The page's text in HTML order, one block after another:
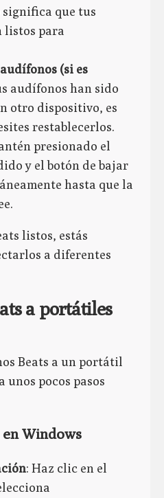
significa que tus
listos para
(si es
audífonos han sido
otro dispositivo, es
restablecerlos.
presionado el
y el botón de bajar
hasta que la
listos, estás
a diferentes
a portátiles
Beats a un portátil
pocos pasos
Windows
: Haz clic en el